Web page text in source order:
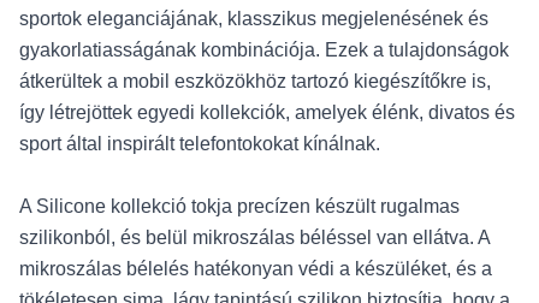
sportok eleganciájának, klasszikus megjelenésének és
gyakorlatiasságának kombinációja. Ezek a tulajdonságok
átkerültek a mobil eszközökhöz tartozó kiegészítőkre is,
így létrejöttek egyedi kollekciók, amelyek élénk, divatos és
sport által inspirált telefontokokat kínálnak.
A Silicone kollekció tokja precízen készült rugalmas
szilikonból, és belül mikroszálas béléssel van ellátva. A
mikroszálas bélelés hatékonyan védi a készüléket, és a